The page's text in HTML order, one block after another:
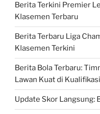
Berita Terkini Premier
Klasemen Terbaru
Berita Terbaru Liga
Klasemen Terkini
Berita Bola Terbaru:
Lawan Kuat di
Update Skor Langsung: